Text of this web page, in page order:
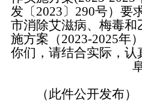
发〔2023〕290号）要
市消除艾滋病、梅毒和
施方案（2023-2025年
你们，请结合实际，认
（此件公开发布）